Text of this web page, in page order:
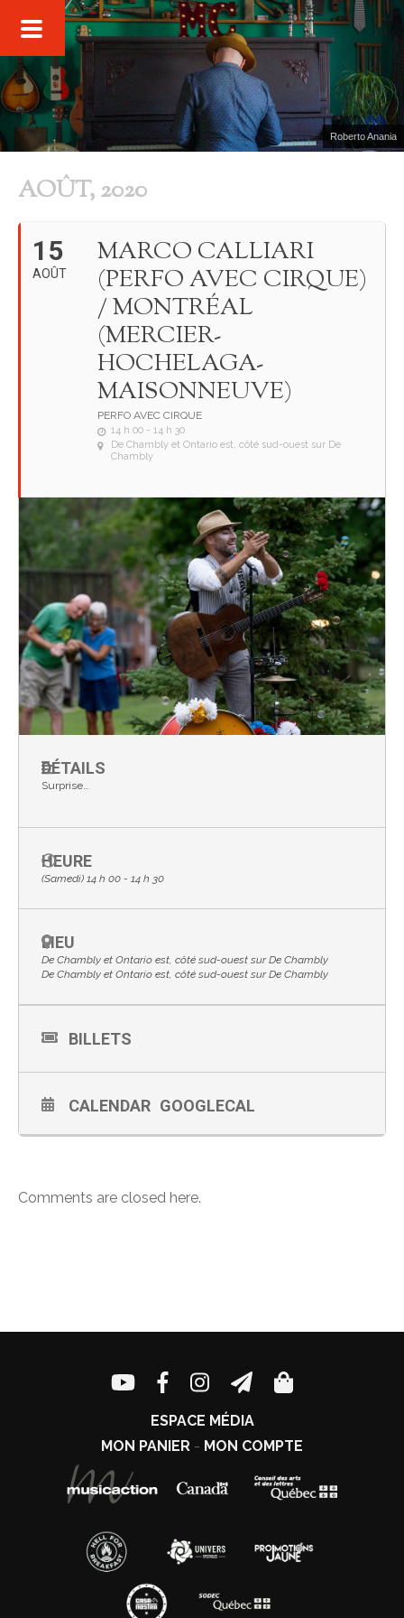
Roberto Anania
AOÛT, 2020
15
AOÛT
MARCO CALLIARI
(PERFO AVEC CIRQUE)
/ MONTRÉAL
(MERCIER-
HOCHELAGA-
MAISONNEUVE)
PERFO AVEC CIRQUE
14 h 00 - 14 h 30
De Chambly et Ontario est, côté sud-ouest sur De
Chambly
DÉTAILS
Surprise…
HEURE
(Samedi) 14 h 00 - 14 h 30
LIEU
De Chambly et Ontario est, côté sud-ouest sur De Chambly
De Chambly et Ontario est, côté sud-ouest sur De Chambly
BILLETS
CALENDAR GOOGLECAL
Comments are closed here.
ESPACE MÉDIA
MON PANIER - MON COMPTE